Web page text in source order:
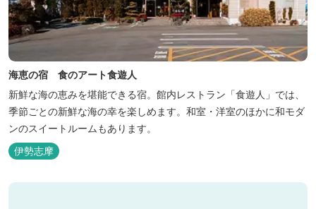
海恵の宿 食のアート食遊人
新鮮な海の恵みを堪能できる宿。館内レストラン「食遊人」では、
季節ごとの新鮮な海の幸を楽しめます。和室・洋室のほかに和モダ
ンのスイートルームもあります。
伊勢志摩